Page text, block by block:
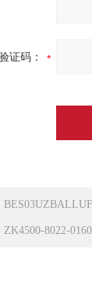
证码：
ZK4500-8022-